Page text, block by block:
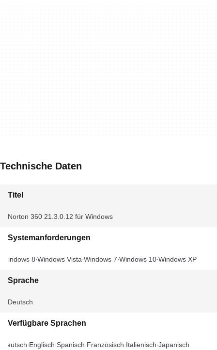
Technische Daten
Titel
Norton 360 21.3.0.12 für Windows
Systemanforderungen
Windows 8 Windows Vista Windows 7 Windows 10 Windows XP
Sprache
Deutsch
Verfügbare Sprachen
Deutsch Englisch Spanisch Französisch Italienisch Japanisch